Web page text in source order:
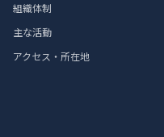
組織体制
主な活動
アクセス・所在地